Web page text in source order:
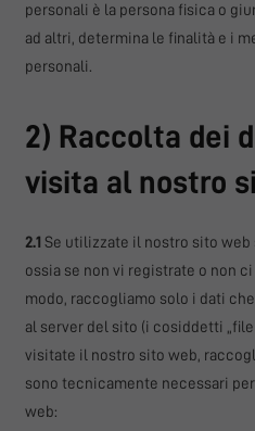
personali è la persona fisica o
ad altri, determina le finalità e i
personali.
2) Raccolta dei
visita al nostro
2.1 Se utilizzate il nostro sito web
ossia se non vi registrate o non
modo, raccogliamo solo i dati
al server del sito (i cosiddetti „file
visitate il nostro sito web,
sono tecnicamente necessari
web: